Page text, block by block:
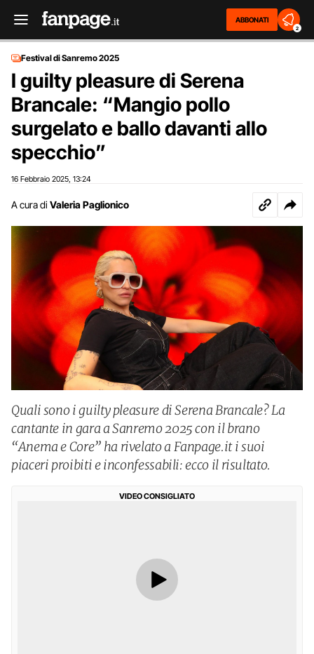
ABBONATI
2
Festival di Sanremo 2025
I guilty pleasure di Serena
Brancale: “Mangio pollo
surgelato e ballo davanti allo
specchio”
16 Febbraio 2025 13:24
A cura di Valeria Paglionico
Quali sono i guilty pleasure di Serena Brancale? La
cantante in gara a Sanremo 2025 con il brano
“Anema e Core” ha rivelato a Fanpage.it i suoi
piaceri proibiti e inconfessabili: ecco il risultato.
VIDEO CONSIGLIATO